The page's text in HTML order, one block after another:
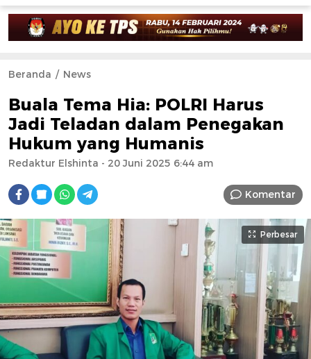
Beranda News
Buala Tema Hia: POLRI Harus
Jadi Teladan dalam Penegakan
Hukum yang Humanis
Redaktur Elshinta - 20 Juni 2025 6:44 am
Komentar
Perbesar